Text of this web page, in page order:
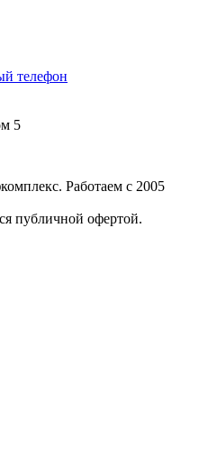
телефон
5
Работаем с 2005
публичной офертой.